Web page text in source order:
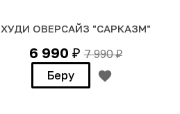
ХУДИ ОВЕРСАЙЗ "САРКАЗМ"
6 990 ₽ 7 990₽
Беру